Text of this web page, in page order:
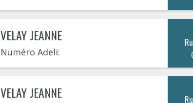
VELAY JEANNE
Numéro Adeli:
VELAY JEANNE